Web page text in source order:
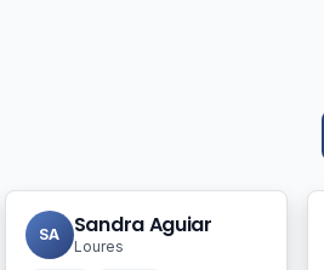
SA Sandra Aguiar
Loures